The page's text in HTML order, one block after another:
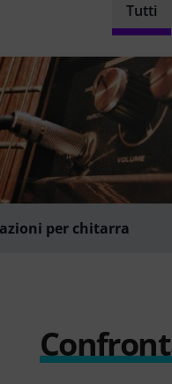
Tutti
per chitarra